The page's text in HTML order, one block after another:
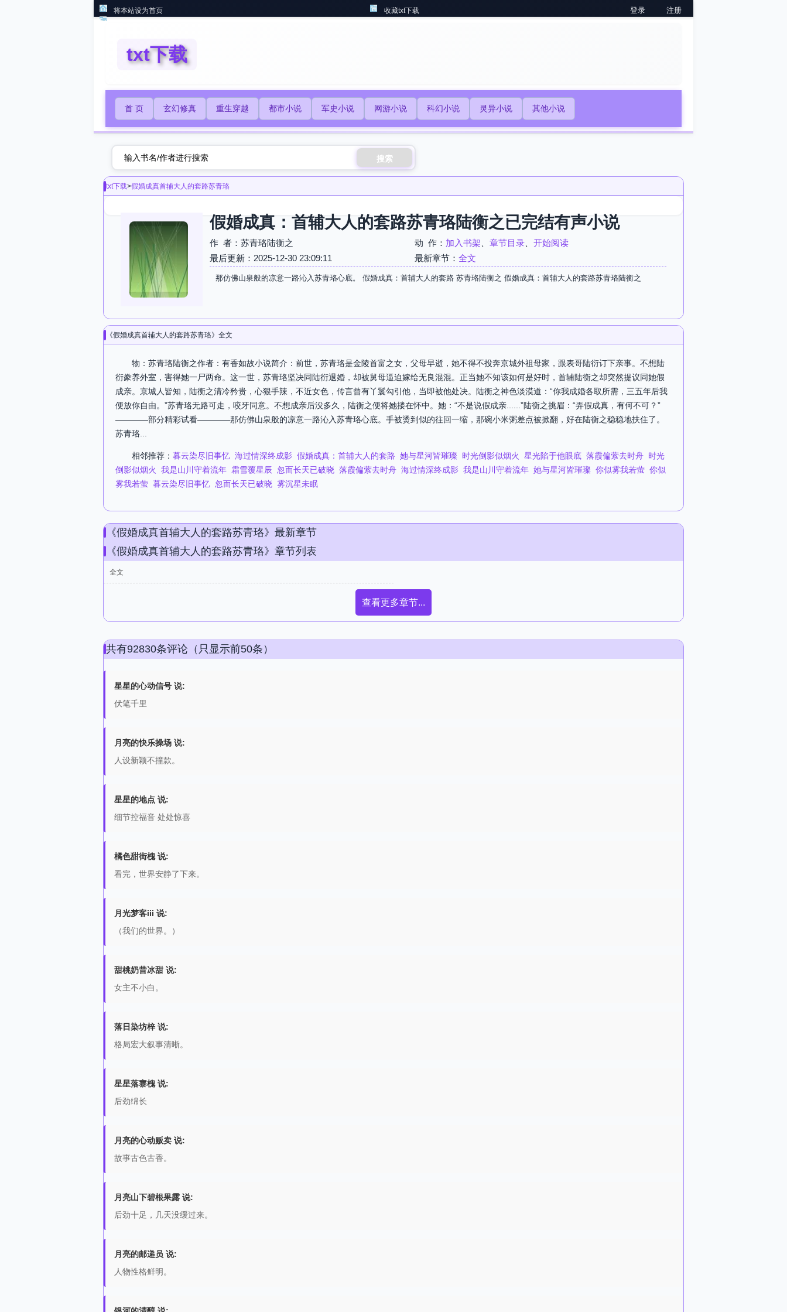
将本站设为首页 收藏txt下载 登录 注册
txt下载
首 页 玄幻修真 重生穿越 都市小说 军史小说 网游小说 科幻小说 灵异小说 其他小说
搜索
txt下载>假婚成真首辅大人的套路苏青珞
假婚成真：首辅大人的套路苏青珞陆衡之已完结有声小说
作 者：苏青珞陆衡之 动 作： 加入书架 章节目录
开始阅读
最后更新：2025-12-30 23:09:11
最新章节： 全文
那仿佛山泉般的凉意一路沁入苏青珞心底。 假婚成真：首辅大人的套路 苏青珞陆衡之 假婚成真：首辅大人的套路苏青珞陆衡之
《假婚成真首辅大人的套路苏青珞》全文
物：苏青珞陆衡之作者：有香如故小说简介：前世，苏青珞是金陵首富之女，父母早逝，她不得不投奔京城外祖母家，跟表哥陆衍订下亲事。不想陆
衍豢养外室，害得她一尸两命。这一世，苏青珞坚决同陆衍退婚，却被舅母逼迫嫁给无良混混。正当她不知该如何是好时，首辅陆衡之却突然提议同她假
成亲。京城人皆知，陆衡之清冷矜贵，心狠手辣，不近女色，传言曾有丫鬟勾引他，当即被他处决。陆衡之神色淡漠道：“你我成婚各取所需，三五年后我
便放你自由。”苏青珞无路可走，咬牙同意。不想成亲后没多久，陆衡之便将她搂在怀中。她：“不是说假成亲......”陆衡之挑眉：“弄假成真，有何不可？”
————部分精彩试看————那仿佛山泉般的凉意一路沁入苏青珞心底。手被烫到似的往回一缩，那碗小米粥差点被掀翻，好在陆衡之稳稳地扶住了。
苏青珞...
相邻推荐： 暮云染尽旧事忆 海过情深终成影 假婚成真：首辅大人的套路 她与星河皆璀璨 时光倒影似烟火 星光陷于他眼底 落霞偏萦去时舟 时光
倒影似烟火
我是山川守着流年 霜雪覆星辰 忽而长天已破晓 落霞偏萦去时舟 海过情深终成影 我是山川守着流年 她与星河皆璀璨 你似雾我若萤 你似
雾我若萤 暮云染尽旧事忆 忽而长天已破晓 雾沉星未眠
《假婚成真首辅大人的套路苏青珞》最新章节
《假婚成真首辅大人的套路苏青珞》章节列表
全文
查看更多章节...
共有92830条评论（只显示前50条）
星星的心动信号 说:
伏笔千里
月亮的快乐操场 说:
人设新颖不撞款。
星星的地点 说:
细节控福音 处处惊喜
橘色甜街槐 说:
看完，世界安静了下来。
月光梦客iii 说:
（我们的世界。）
甜桃奶昔冰甜 说:
女主不小白。
落日染坊梓 说:
格局宏大叙事清晰。
星星落寨槐 说:
后劲绵长
月亮的心动贩卖 说:
故事古色古香。
月亮山下碧根果露 说:
后劲十足，几天没缓过来。
月亮的邮递员 说:
人物性格鲜明。